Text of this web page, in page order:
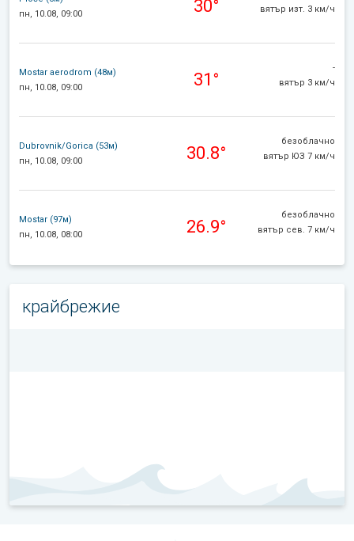
пн, 10.08, 09:00
30° вятър изт. 3 км/ч
Mostar aerodrom (48м)
пн, 10.08, 09:00
31°
-
вятър 3 км/ч
Dubrovnik/Gorica (53м)
пн, 10.08, 09:00
30.8°
безоблачно
вятър ЮЗ 7 км/ч
Mostar (97м)
пн, 10.08, 08:00
26.9°
безоблачно
вятър сев. 7 км/ч
крайбрежие